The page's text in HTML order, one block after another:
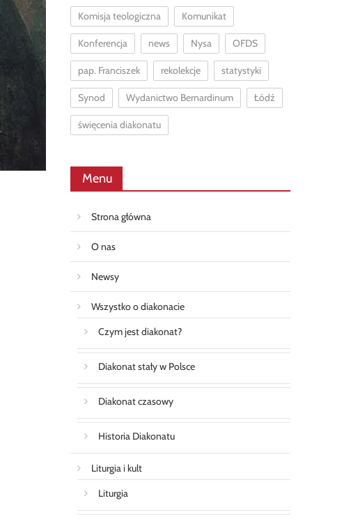
Komisja teologiczna Komunikat
Konferencja news Nysa OFDS
pap. Franciszek rekolekcje statystyki
Synod Wydanictwo Bernardinum Łódź
święcenia diakonatu
Menu
Strona główna
O nas
Newsy
Wszystko o diakonacie
Czym jest diakonat?
Diakonat stały w Polsce
Diakonat czasowy
Historia Diakonatu
Liturgia i kult
Liturgia